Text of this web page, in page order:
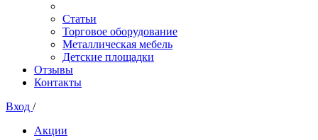
Статьи
Торговое оборудование
Металлическая мебель
Детские площадки
Отзывы
Контакты
Вход /
Акции